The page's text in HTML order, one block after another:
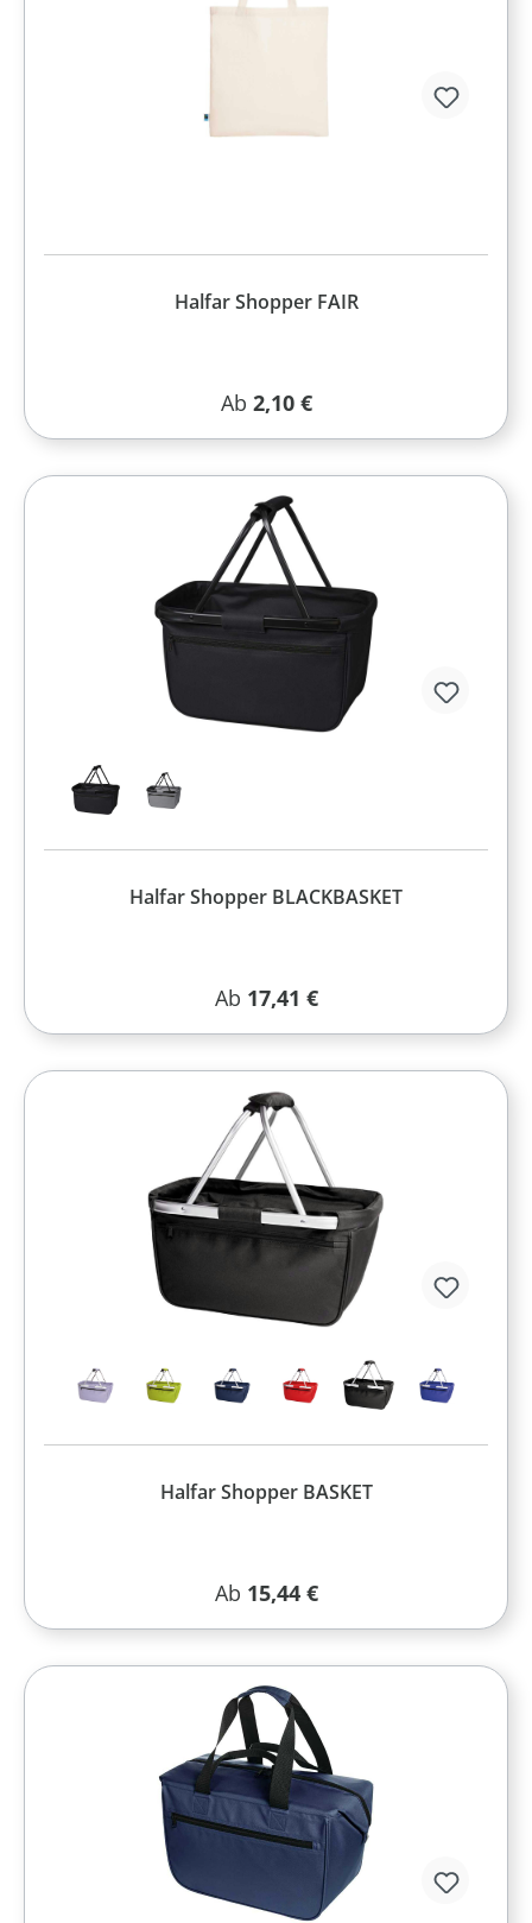
Halfar Shopper FAIR
Regulärer Preis:
Ab 2,10 €
Halfar Shopper BLACKBASKET
Regulärer Preis:
Ab 17,41 €
Halfar Shopper BASKET
Regulärer Preis:
Ab 15,44 €